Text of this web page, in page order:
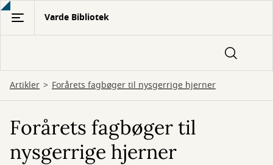
Gå
hovedindhold
Varde Bibliotek
Artikler Forårets fagbøger til nysgerrige hjerner
Forårets fagbøger til
nysgerrige hjerner